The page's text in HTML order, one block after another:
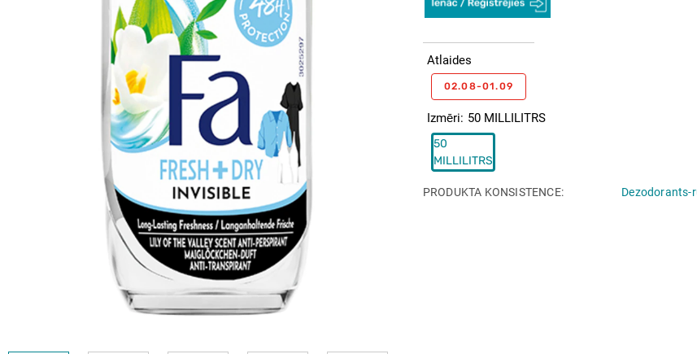
Izmēri 50 MILLILITRS
50
MILLILITRS
Atlaides
02.08-01.09
PRODUKTA KONSISTENCE Dezodorants-